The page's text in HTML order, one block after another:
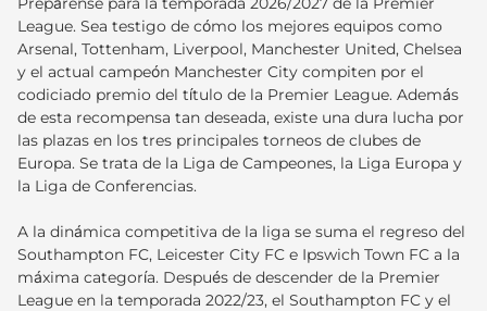
League. Sea testigo de cómo los mejores equipos como
Arsenal, Tottenham, Liverpool, Manchester United, Chelsea
y el actual campeón Manchester City compiten por el
codiciado premio del título de la Premier League. Además
de esta recompensa tan deseada, existe una dura lucha por
las plazas en los tres principales torneos de clubes de
Europa. Se trata de la Liga de Campeones, la Liga Europa y
la Liga de Conferencias.
A la dinámica competitiva de la liga se suma el regreso del
Southampton FC, Leicester City FC e Ipswich Town FC a la
máxima categoría. Después de descender de la Premier
League en la temporada 2022/23, el Southampton FC y el